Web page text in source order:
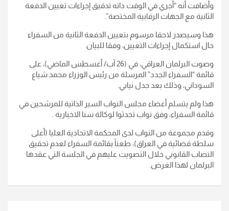
وأضافت أنه “أجري في الوقت ذاته تدقيق إجراءات تعيين الدفعة
الثانية مع الجهات الرقابية المختصة”.
هذا وسيصدر لاحقا مرسوم بتعيين الدفعة الثانية من السفراء
حال استكمال إجراءات التعيين، وفقا للبيان.
وصوت البرلمان العراقي، في (26 آب/ أغسطس الماضي)، على
قائمة “السفراء الجدد” المرسلة من رئيس الوزراء محمد شياع
السوداني، وذلك بعد جدل نيابي.
هذا ولم يتسلم أعضاء مجلس النواب السير الذاتية للمرشحين في
قائمة السفراء، وفق نواب تحدثوا لوكالة سنا الاخبارية .
وقدم مجموعة من النواب لدى المحكمة الاتحادية العليا (أعلى
سلطة قضائية في العراق)، طعناً بقائمة السفراء لعدم تحقيق
النصاب القانوني خلال التصويت عليهم في الجلسة التي عقدها
البرلمان لهذا الغرض.